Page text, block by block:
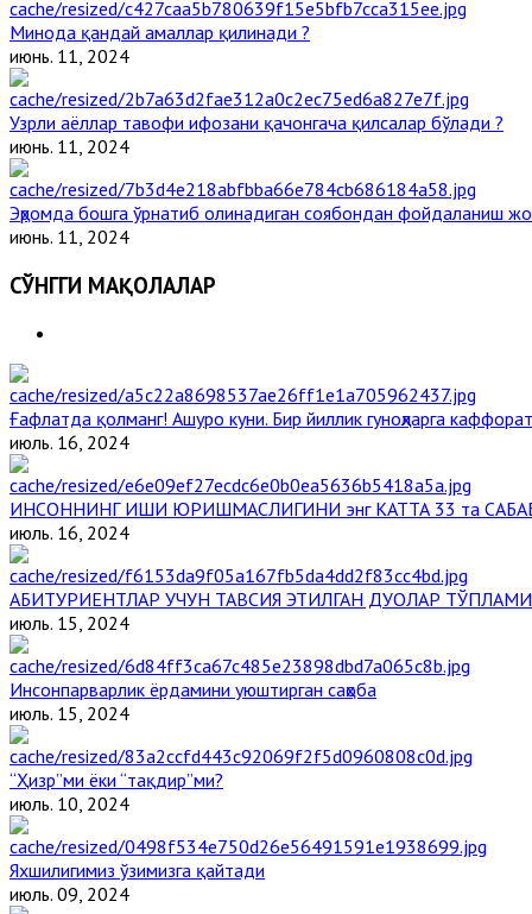
Минода қандай амаллар қилинади ?
июнь. 11, 2024
Узрли аёллар тавофи ифозани қачонгача қилсалар бўлади ?
июнь. 11, 2024
Эҳромда бошга ўрнатиб олинадиган соябондан фойдаланиш
июнь. 11, 2024
СЎНГГИ МАҚОЛАЛАР
Ғафлатда қолманг! Ашуро куни. Бир йиллик гуноҳларга
июль. 16, 2024
ИНСОННИНГ ИШИ ЮРИШМАСЛИГИНИ энг КАТТА 33 та
июль. 16, 2024
АБИТУРИЕНТЛАР УЧУН ТАВСИЯ ЭТИЛГАН ДУОЛАР ТЎПЛАМИ
июль. 15, 2024
Инсонпарварлик ёрдамини уюштирган саҳоба
июль. 15, 2024
“Ҳизр”ми ёки “тақдир”ми?
июль. 10, 2024
Яхшилигимиз ўзимизга қайтади
июль. 09, 2024